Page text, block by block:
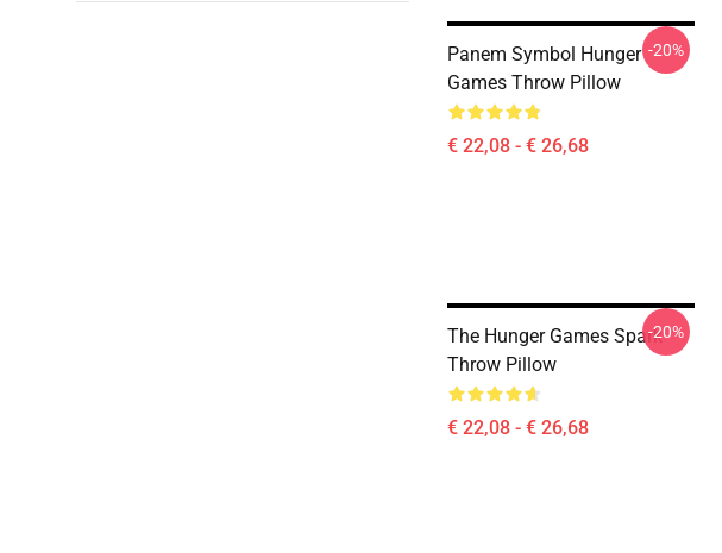
Panem Symbol Hunger
Games Throw Pillow
€ 22,08 - € 26,68
-20%
The Hunger Games Spark
Throw Pillow
€ 22,08 - € 26,68
-20%